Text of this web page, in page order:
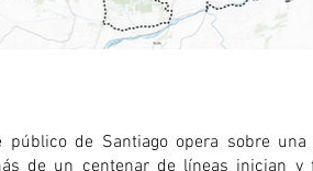
público de Santiago opera sobre una
de un centenar de líneas inician y